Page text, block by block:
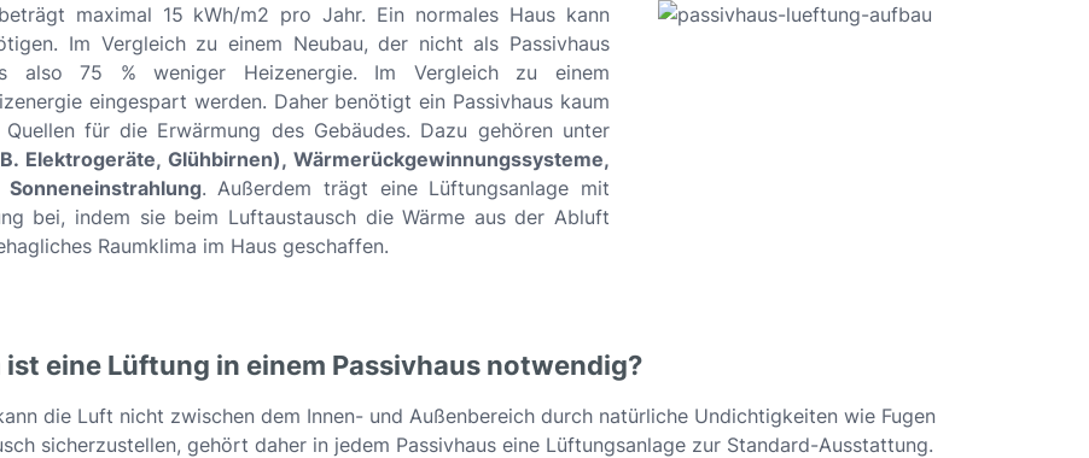
maximal 15 kWh/m2 pro Jahr. Ein normales Haus kann
Im Vergleich zu einem Neubau, der nicht als Passivhaus
also 75 % weniger Heizenergie. Im Vergleich zu einem
eingespart werden. Daher benötigt ein Passivhaus kaum
für die Erwärmung des Gebäudes. Dazu gehören unter
Elektrogeräte, Glühbirnen), Wärmerückgewinnungssysteme,
. Außerdem trägt eine Lüftungsanlage mit
bei, indem sie beim Luftaustausch die Wärme aus der Abluft
Raumklima im Haus geschaffen.
ist eine Lüftung in einem Passivhaus notwendig?
die Luft nicht zwischen dem Innen- und Außenbereich durch natürliche Undichtigkeiten wie Fugen
sicherzustellen, gehört daher in jedem Passivhaus eine Lüftungsanlage zur Standard-Ausstattung.